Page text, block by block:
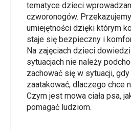
tematyce dzieci
czworonogów.
umiejętności dzięki którym
staje się bezpieczny i
Na zajęciach dzieci
sytuacjach nie należy
zachować się w sytuacji,
zaatakować, dlaczego chce
Czym jest mowa ciała psa,
pomagać ludziom.